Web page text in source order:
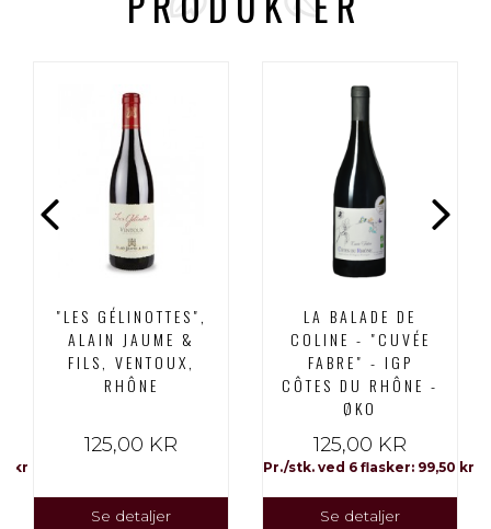
kr
"LES GÉLINOTTES",
ALAIN JAUME &
FILS, VENTOUX,
RHÔNE
125,00 KR
Se detaljer
LA BALADE DE
COLINE - "CUVÉE
FABRE" - IGP
CÔTES DU RHÔNE -
ØKO
125,00 KR
Pr./stk. ved 6 flasker: 99,50 kr
Se detaljer